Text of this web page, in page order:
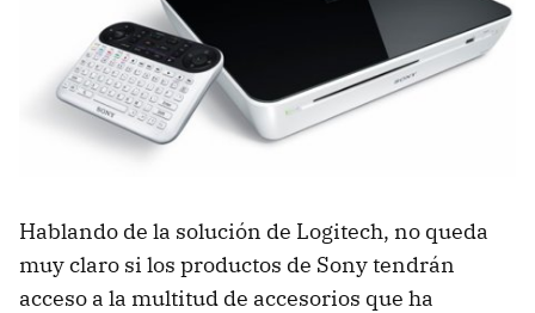
Hablando de la solución de Logitech, no queda
muy claro si los productos de Sony tendrán
acceso a la multitud de accesorios que ha